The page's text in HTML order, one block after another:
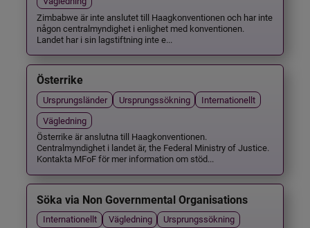
Zimbabwe är inte anslutet till Haagkonventionen och har inte
någon centralmyndighet i enlighet med konventionen.
Landet har i sin lagstiftning inte e...
Österrike
Ursprungsländer Ursprungssökning
Internationellt
Vägledning
Österrike är anslutna till Haagkonventionen.
Centralmyndighet i landet är, the Federal Ministry of Justice.
Kontakta MFoF för mer information om stöd...
Söka via Non Governmental Organisations
Internationellt Vägledning
Ursprungssökning